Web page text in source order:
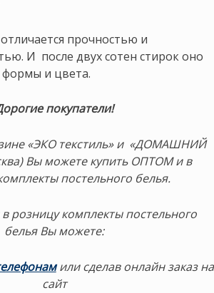
прочностью и
И после двух сотен стирок оно
формы и цвета.
покупатели!
«ЭКО текстиль» и «ДОМАШНИЙ
Вы можете купить ОПТОМ и в
постельного белья.
розницу комплекты постельного
белья Вы можете:
или сделав онлайн заказ на
сайт